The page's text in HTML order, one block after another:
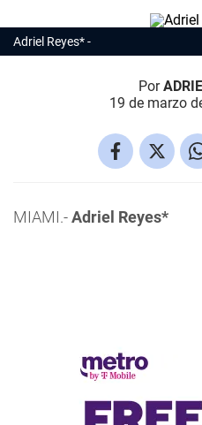
Adriel Reyes*
Por
19 de marzo
MIAMI.-Adriel Reyes*